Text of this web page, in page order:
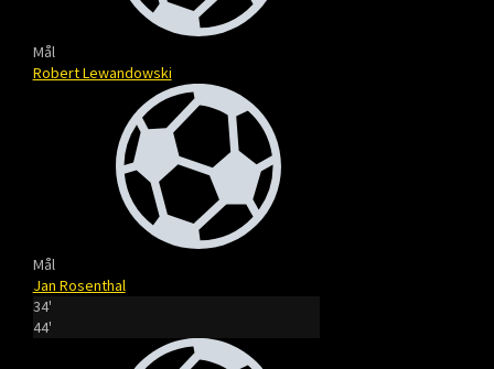
Mål
Robert Lewandowski
Mål
Jan Rosenthal
34'
44'